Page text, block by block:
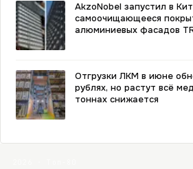
AkzoNobel запустил в
самоочищающееся
алюминиевых фасадов
Отгрузки ЛКМ в июне
рублях, но растут всё
тоннах снижается